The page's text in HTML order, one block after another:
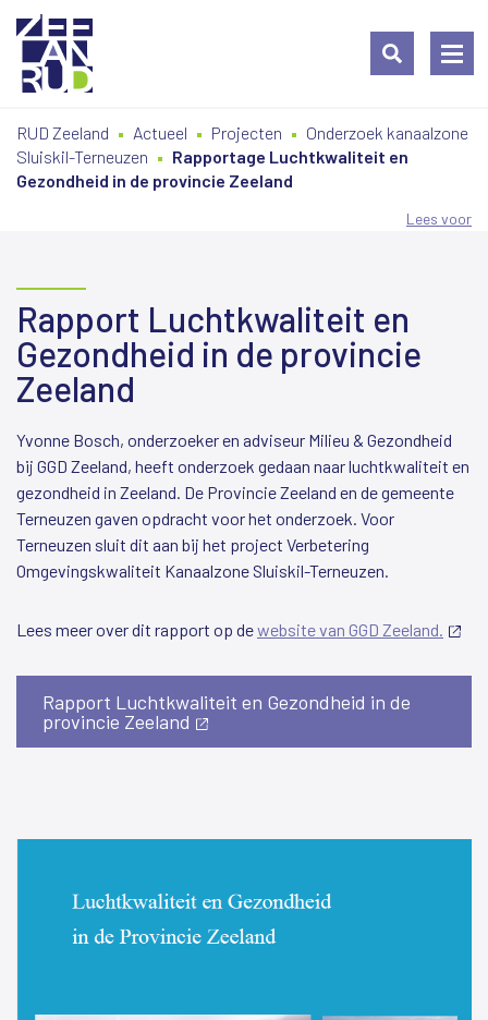
naar
inhoud
naar
navigatie
RUD Zeeland Actueel Projecten
Onderzoek kanaalzone
Sluiskil-Terneuzen
Rapportage Luchtkwaliteit en
Gezondheid in de provincie Zeeland
Lees voor
Rapport Luchtkwaliteit en
Gezondheid in de provincie
Zeeland
Yvonne Bosch, onderzoeker en adviseur Milieu & Gezondheid
bij GGD Zeeland, heeft onderzoek gedaan naar luchtkwaliteit en
gezondheid in Zeeland. De Provincie Zeeland en de gemeente
Terneuzen gaven opdracht voor het onderzoek. Voor
Terneuzen sluit dit aan bij het project Verbetering
Omgevingskwaliteit Kanaalzone Sluiskil-Terneuzen.
Lees meer over dit rapport op dewebsite van GGD Zeeland.
Rapport Luchtkwaliteit en Gezondheid in de
provincie Zeeland (externe